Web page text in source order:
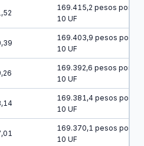
169.415,2 pesos por
10 UF
169.403,9 pesos por
10 UF
169.392,6 pesos por
10 UF
169.381,4 pesos por
10 UF
169.370,1 pesos por
10 UF